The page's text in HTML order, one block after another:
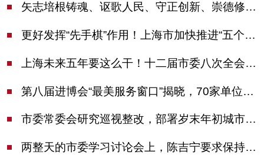
矢志培根铸魂、讴歌人民、守正创新、崇德修身！这场座谈会上，陈吉宁对全市文化战线提出期望
更好发挥“先手棋”作用！上海市加快推进“五个中心”建设领导小组会议举行
上海未来五年要这么干！十二届市委八次全会审议通过上海“十五五”规划建议
第八届进博会“最美服务窗口”揭晓，70家单位诠释“上海服务”温度
市委常委会研究巡视整改，部署岁末年初城市安全工作
两整天的市委学习讨论会上，陈吉宁要求保持战略定力始终坚定信心善于科学应对